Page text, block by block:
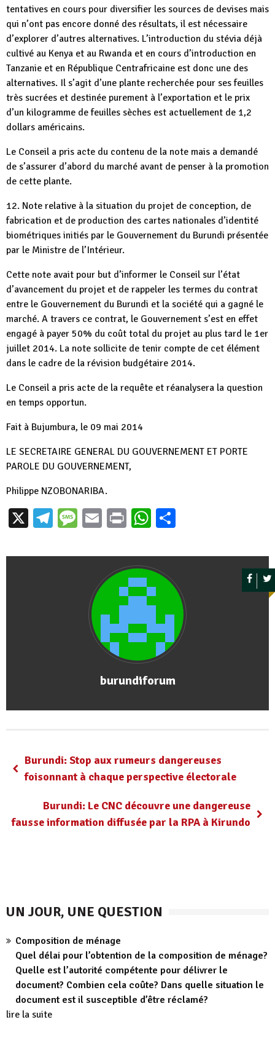
tentatives en cours pour diversifier les sources de devises mais
qui n’ont pas encore donné des résultats, il est nécessaire
d’explorer d’autres alternatives. L’introduction du stévia déjà
cultivé au Kenya et au Rwanda et en cours d’introduction en
Tanzanie et en République Centrafricaine est donc une des
alternatives. Il s’agit d’une plante recherchée pour ses feuilles
très sucrées et destinée purement à l’exportation et le prix
d’un kilogramme de feuilles sèches est actuellement de 1,2
dollars américains.
Le Conseil a pris acte du contenu de la note mais a demandé
de s’assurer d’abord du marché avant de penser à la promotion
de cette plante.
12. Note relative à la situation du projet de conception, de
fabrication et de production des cartes nationales d’identité
biométriques initiés par le Gouvernement du Burundi présentée
par le Ministre de l’Intérieur.
Cette note avait pour but d’informer le Conseil sur l’état
d’avancement du projet et de rappeler les termes du contrat
entre le Gouvernement du Burundi et la société qui a gagné le
marché. A travers ce contrat, le Gouvernement s’est en effet
engagé à payer 50% du coût total du projet au plus tard le 1er
juillet 2014. La note sollicite de tenir compte de cet élément
dans le cadre de la révision budgétaire 2014.
Le Conseil a pris acte de la requête et réanalysera la question
en temps opportun.
Fait à Bujumbura, le 09 mai 2014
LE SECRETAIRE GENERAL DU GOUVERNEMENT ET PORTE
PAROLE DU GOUVERNEMENT,
Philippe NZOBONARIBA.
X Telegram
Message
EmailPrintWhatsApp
burundiforum
Burundi: Stop aux rumeurs dangereuses
foisonnant à chaque perspective électorale
Burundi: Le CNC découvre une dangereuse
fausse information diffusée par la RPA à Kirundo
UN JOUR, UNE QUESTION
Composition de ménage
Quel délai pour l’obtention de la composition de ménage?
Quelle est l’autorité compétente pour délivrer le
document? Combien cela coûte? Dans quelle situation le
document est il susceptible d’être réclamé?
lire la suite